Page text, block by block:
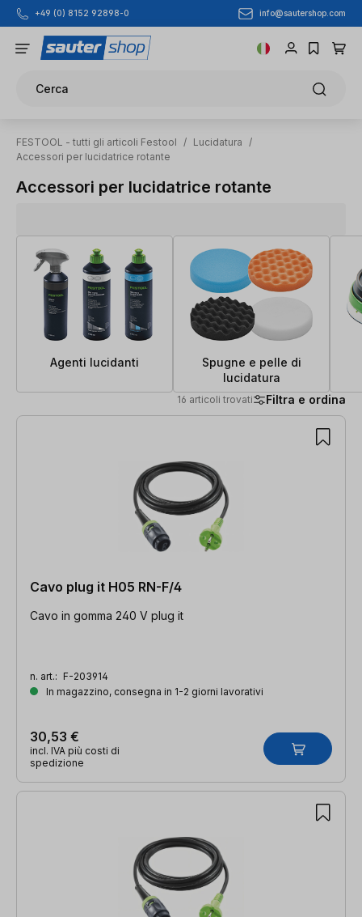
Passa al contenuto principale
+49 (0) 8152 92898-0 info@sautershop.com
Cerca
FESTOOL - tutti gli articoli Festool / Lucidatura
/
Accessori per lucidatrice rotante
Accessori per lucidatrice rotante
Agenti lucidanti
Spugne e pelle di
lucidatura
16 articoli trovati Filtra e ordina
16 articoli trovati
Cavo plug it H05 RN-F/4
Cavo in gomma 240 V plug it
n. art.: F-203914
In magazzino, consegna in 1-2 giorni lavorativi
30,53 €
incl. IVA più costi di
spedizione